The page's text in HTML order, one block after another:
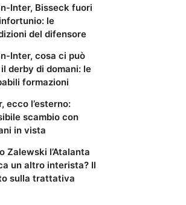
Inter, Bisseck fuori
le
del difensore
Inter, cosa ci può
derby di domani: le
formazioni
ecco l’esterno:
scambio con
in vista
Zalewski l’Atalanta
un altro interista? Il
sulla trattativa